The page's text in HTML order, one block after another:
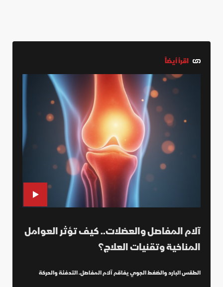
اقرأ أيضاً
آلام المفاصل والعضلات.. كيف تؤثر العوامل
المناخية وتقنيات العلاج؟
الطقس البارد والضغط الجوي يفاقم آلام المفاصل. التدفئة والحركة